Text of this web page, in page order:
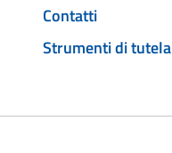
Contatti
Strumenti di tutela